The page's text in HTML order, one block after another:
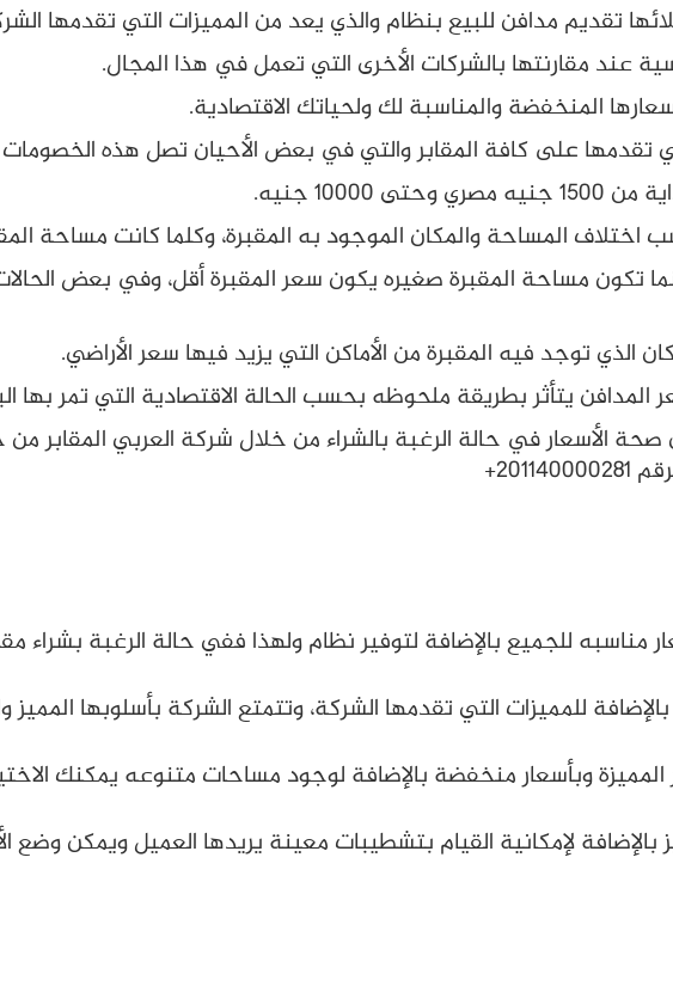
تقديم مدافن للبيع بنظام والذي يعد من المميزات التي تقدمها
عند مقارنتها بالشركات الأخرى التي تعمل في هذا المجال.
المنخفضة والمناسبة لك ولحياتك الاقتصادية.
تقدمها على كافة المقابر والتي في بعض الأحيان تصل هذه الخصومات
10000 جنيه.
المساحة والمكان الموجود به المقبرة، وكلما كانت مساحة
تكون مساحة المقبرة صغيره يكون سعر المقبرة أقل، وفي بعض
الذي توجد فيه المقبرة من الأماكن التي يزيد فيها سعر الأراضي.
المدافن يتأثر بطريقة ملحوظه بحسب الحالة الاقتصادية التي تمر بها
الأسعار في حالة الرغبة بالشراء من خلال شركة العربي المقابر
مناسبه للجميع بالإضافة لتوفير نظام ولهذا ففي حالة الرغبة
للمميزات التي تقدمها الشركة، وتتمتع الشركة بأسلوبها المميز
المميزة وبأسعار منخفضة بالإضافة لوجود مساحات متنوعه يمكنك
بالإضافة لإمكانية القيام بتشطيبات معينة يريدها العميل ويمكن وضع